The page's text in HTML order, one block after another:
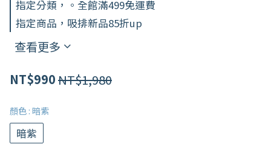
指定分類，。全館滿499免運費
指定商品，吸排新品85折up
查看更多
NT$990NT$1,980
顏色: 暗紫
暗紫